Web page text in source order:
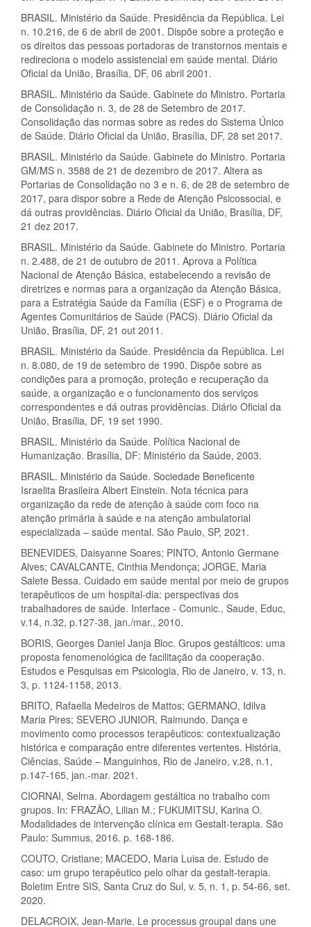
BRASIL. Ministério da Saúde. Presidência da República. Lei
n. 10.216, de 6 de abril de 2001. Dispõe sobre a proteção e
os direitos das pessoas portadoras de transtornos mentais e
redireciona o modelo assistencial em saúde mental. Diário
Oficial da União, Brasília, DF, 06 abril 2001.
BRASIL. Ministério da Saúde. Gabinete do Ministro. Portaria
de Consolidação n. 3, de 28 de Setembro de 2017.
Consolidação das normas sobre as redes do Sistema Único
de Saúde. Diário Oficial da União, Brasília, DF, 28 set 2017.
BRASIL. Ministério da Saúde. Gabinete do Ministro. Portaria
GM/MS n. 3588 de 21 de dezembro de 2017. Altera as
Portarias de Consolidação no 3 e n. 6, de 28 de setembro de
2017, para dispor sobre a Rede de Atenção Psicossocial, e
dá outras providências. Diário Oficial da União, Brasília, DF,
21 dez 2017.
BRASIL. Ministério da Saúde. Gabinete do Ministro. Portaria
n. 2.488, de 21 de outubro de 2011. Aprova a Política
Nacional de Atenção Básica, estabelecendo a revisão de
diretrizes e normas para a organização da Atenção Básica,
para a Estratégia Saúde da Família (ESF) e o Programa de
Agentes Comunitários de Saúde (PACS). Diário Oficial da
União, Brasília, DF, 21 out 2011.
BRASIL. Ministério da Saúde. Presidência da República. Lei
n. 8.080, de 19 de setembro de 1990. Dispõe sobre as
condições para a promoção, proteção e recuperação da
saúde, a organização e o funcionamento dos serviços
correspondentes e dá outras providências. Diário Oficial da
União, Brasília, DF, 19 set 1990.
BRASIL. Ministério da Saúde. Política Nacional de
Humanização. Brasília, DF: Ministério da Saúde, 2003.
BRASIL. Ministério da Saúde. Sociedade Beneficente
Israelita Brasileira Albert Einstein. Nota técnica para
organização da rede de atenção à saúde com foco na
atenção primária à saúde e na atenção ambulatorial
especializada – saúde mental. São Paulo, SP, 2021.
BENEVIDES, Daisyanne Soares; PINTO, Antonio Germane
Alves; CAVALCANTE, Cinthia Mendonça; JORGE, Maria
Salete Bessa. Cuidado em saúde mental por meio de grupos
terapêuticos de um hospital-dia: perspectivas dos
trabalhadores de saúde. Interface - Comunic., Saude, Educ,
v.14, n.32, p.127-38, jan./mar., 2010.
BORIS, Georges Daniel Janja Bloc. Grupos gestálticos: uma
proposta fenomenológica de facilitação da cooperação.
Estudos e Pesquisas em Psicologia, Rio de Janeiro, v. 13, n.
3, p. 1124-1158, 2013.
BRITO, Rafaella Medeiros de Mattos; GERMANO, Idilva
Maria Pires; SEVERO JUNIOR, Raimundo. Dança e
movimento como processos terapêuticos: contextualização
histórica e comparação entre diferentes vertentes. História,
Ciências, Saúde – Manguinhos, Rio de Janeiro, v.28, n.1,
p.147-165, jan.-mar. 2021.
CIORNAI, Selma. Abordagem gestáltica no trabalho com
grupos. In: FRAZÃO, Lilian M.; FUKUMITSU, Karina O.
Modalidades de intervenção clínica em Gestalt-terapia. São
Paulo: Summus, 2016. p. 168-186.
COUTO, Cristiane; MACEDO, Maria Luisa de. Estudo de
caso: um grupo terapêutico pelo olhar da gestalt-terapia.
Boletim Entre SIS, Santa Cruz do Sul, v. 5, n. 1, p. 54-66, set.
2020.
DELACROIX, Jean-Marie. Le processus groupal dans une